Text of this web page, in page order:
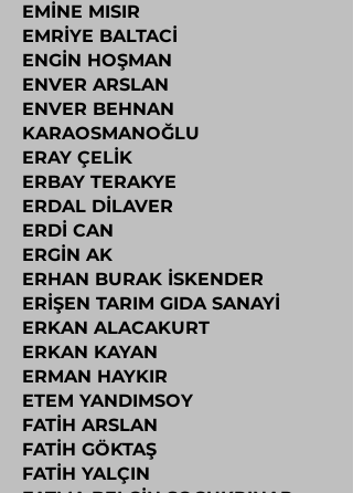
EMİNE MISIR
EMRİYE BALTACİ
ENGİN HOŞMAN
ENVER ARSLAN
ENVER BEHNAN
KARAOSMANOĞLU
ERAY ÇELİK
ERBAY TERAKYE
ERDAL DİLAVER
ERDİ CAN
ERGİN AK
ERHAN BURAK İSKENDER
ERİŞEN TARIM GIDA SANAYİ
ERKAN ALACAKURT
ERKAN KAYAN
ERMAN HAYKIR
ETEM YANDIMSOY
FATİH ARSLAN
FATİH GÖKTAŞ
FATİH YALÇIN